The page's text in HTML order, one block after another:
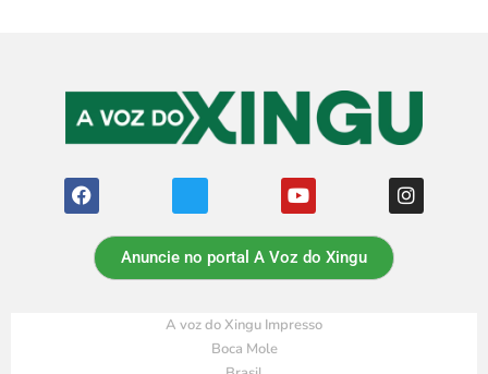
Anuncie no portal A Voz do Xingu
A voz do Xingu Impresso
Boca Mole